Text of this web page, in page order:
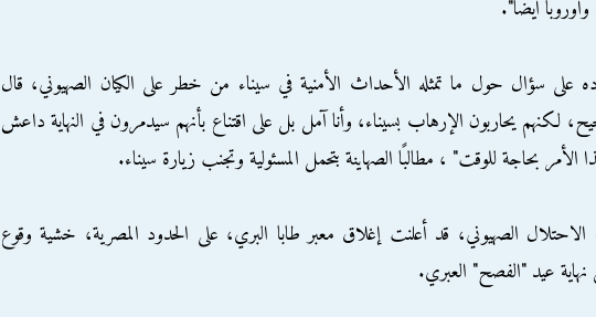
أيضا".
سؤال حول ما تمثله الأحداث الأمنية في سيناء من خطر على الكيان الصهيوني، قال
لكنهم يحاربون الإرهاب بسيناء، وأنا آمل بل على اقتناع بأنهم سيدمرون في النهاية داعش
الأمر بحاجة للوقت" ، مطالبًا الصهاينة بتحمل المسئولية وتجنب زيارة سيناء.
الصهيوني، قد أعلنت إغلاق معبر طابا البري، على الحدود المصرية، خشية وقوع
عيد "الفصح" العبري.